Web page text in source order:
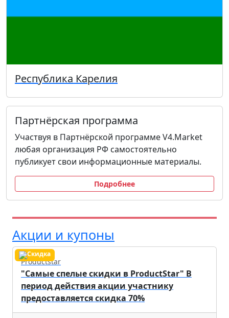
Республика Карелия
Партнёрская программа
Участвуя в Партнёрской программе V4.Market
любая организация РФ самостоятельно
публикует свои информационные материалы.
Подробнее
Акции и купоны
Productstar
"Самые спелые скидки в ProductStar" В
период действия акции участнику
предоставляется скидка 70%